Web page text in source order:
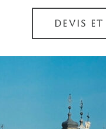
DEVIS ET